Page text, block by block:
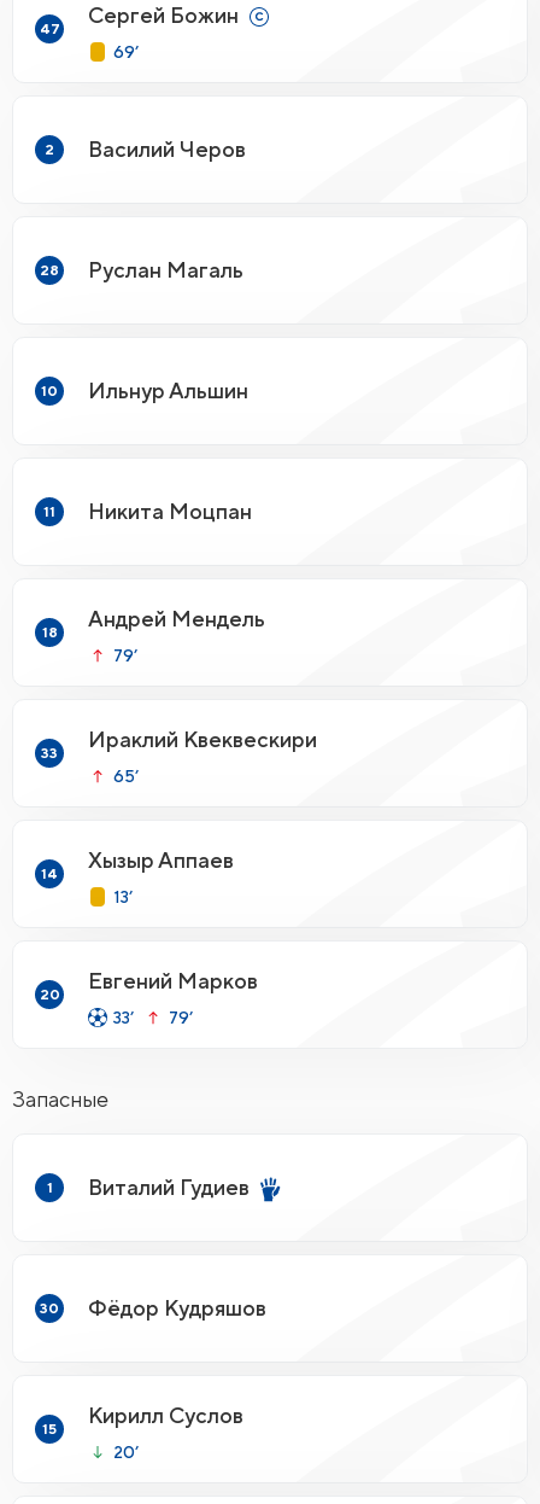
47
Сергей Божин
69’
2 Василий Черов
28 Руслан Магаль
10 Ильнур Альшин
11 Никита Моцпан
18
Андрей Мендель
79’
33
Ираклий Квеквескири
65’
14
Хызыр Аппаев
13’
20
Евгений Марков
33’ 79’
Запасные
1 Виталий Гудиев
30 Фёдор Кудряшов
15
Кирилл Суслов
20’